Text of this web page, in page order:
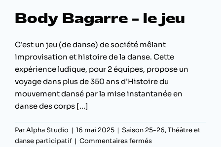
Body Bagarre – le jeu
C’est un jeu (de danse) de société mêlant
improvisation et histoire de la danse. Cette
expérience ludique, pour 2 équipes, propose un
voyage dans plus de 350 ans d’Histoire du
mouvement dansé par la mise instantanée en
danse des corps [...]
ParAlpha Studio | 16 mai 2025 | Saison 25-26,Théâtre et
danse participatif | Commentaires ferméssur